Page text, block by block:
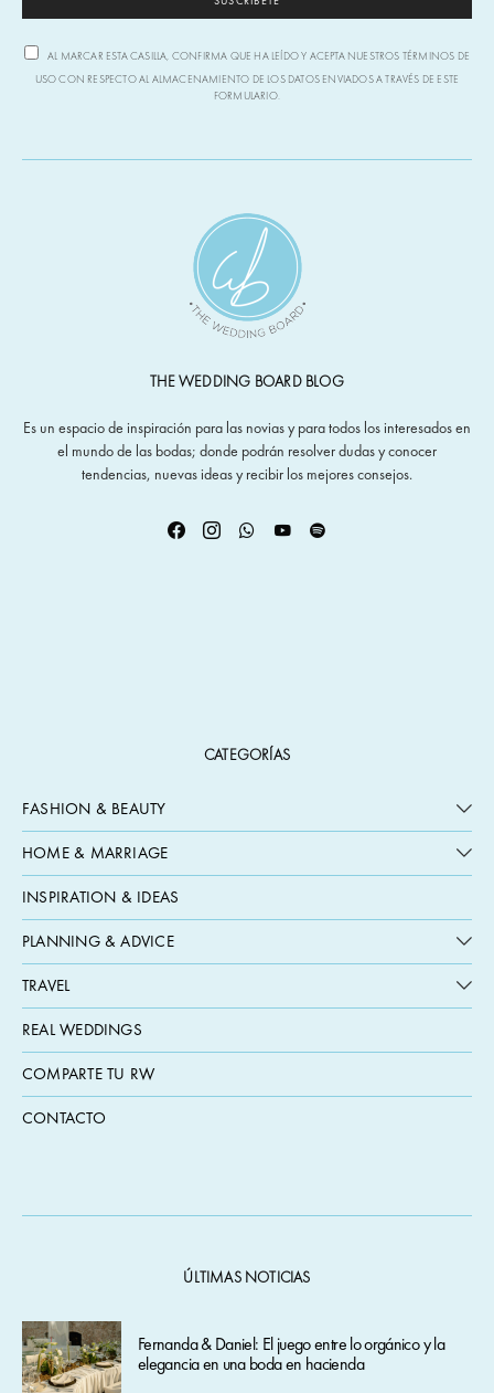
AL MARCAR ESTA CASILLA, CONFIRMA QUE HA LEÍDO Y ACEPTA NUESTROS TÉRMINOS DE
USO CON RESPECTO AL ALMACENAMIENTO DE LOS DATOS ENVIADOS A TRAVÉS DE ESTE
FORMULARIO.
THE WEDDING BOARD BLOG
Es un espacio de inspiración para las novias y para todos los interesados en
el mundo de las bodas; donde podrán resolver dudas y conocer
tendencias, nuevas ideas y recibir los mejores consejos.
CATEGORÍAS
FASHION & BEAUTY
HOME & MARRIAGE
INSPIRATION & IDEAS
PLANNING & ADVICE
TRAVEL
REAL WEDDINGS
COMPARTE TU RW
CONTACTO
ÚLTIMAS NOTICIAS
Fernanda & Daniel: El juego entre lo orgánico y la
elegancia en una boda en hacienda